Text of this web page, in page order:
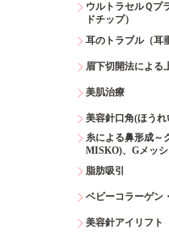
ウルトラセルＱプ
ドチップ）
耳のトラブル（耳
眉下切開法による
美肌治療
美容針口角(ほうれ
糸による鼻形成～
MISKO)、Gメッ
脂肪吸引
ベビーコラーゲン
美容針アイリフト